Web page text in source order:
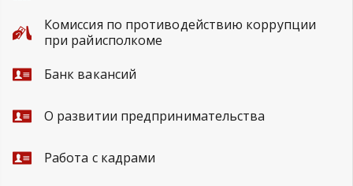
Комиссия по противодействию коррупции
при райисполкоме
Банк вакансий
О развитии предпринимательства
Работа с кадрами